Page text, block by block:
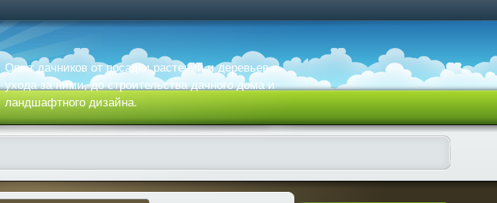
Опыт дачников от посадки растений и деревьев и
ухода за ними, до строительства дачного дома и
ландшафтного дизайна.